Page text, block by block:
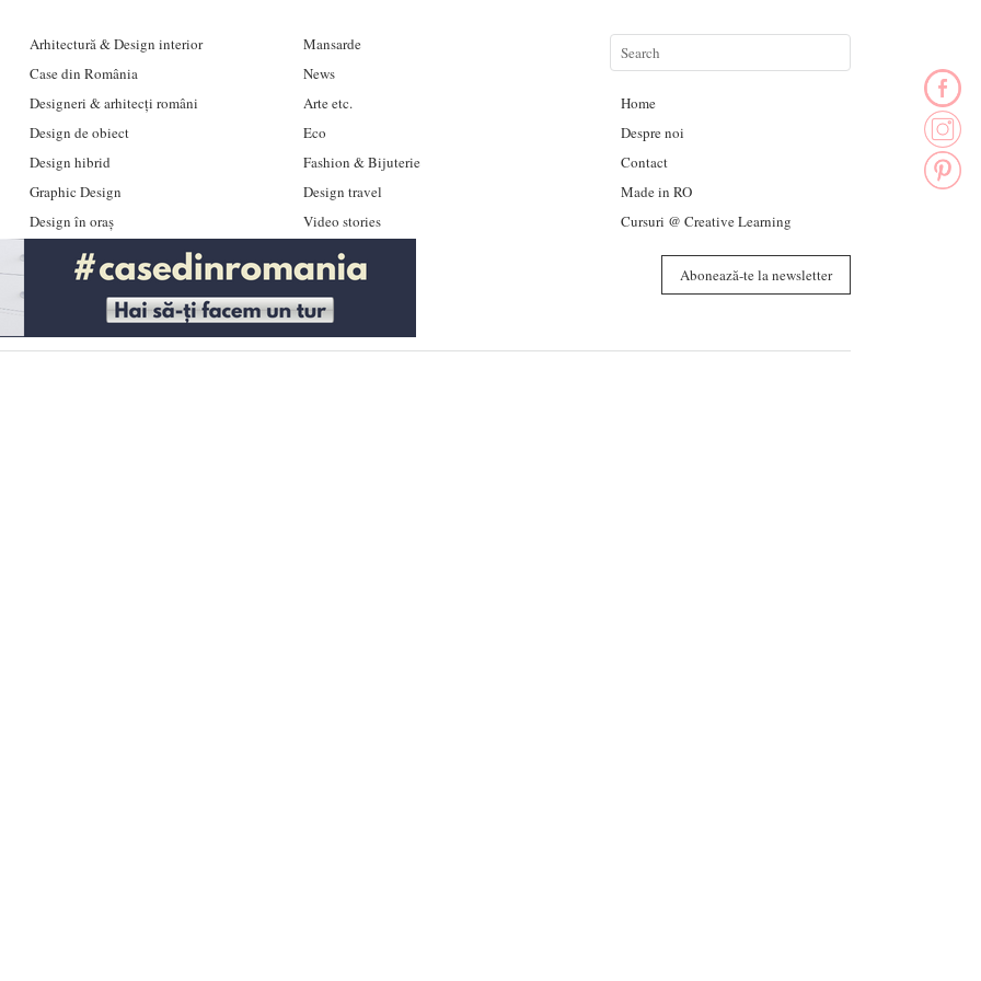
Arhitectură & Design interior
Case din România
Designeri & arhitecți români
Design de obiect
Design hibrid
Graphic Design
Design în oraș
Mansarde
News
Arte etc.
Eco
Fashion & Bijuterie
Design travel
Video stories
Home
Despre noi
Contact
Made in RO
Cursuri @ Creative Learning
Abonează-te la newsletter